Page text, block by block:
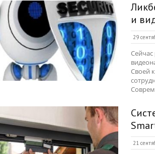
и
29
Сейчас
Своей
21